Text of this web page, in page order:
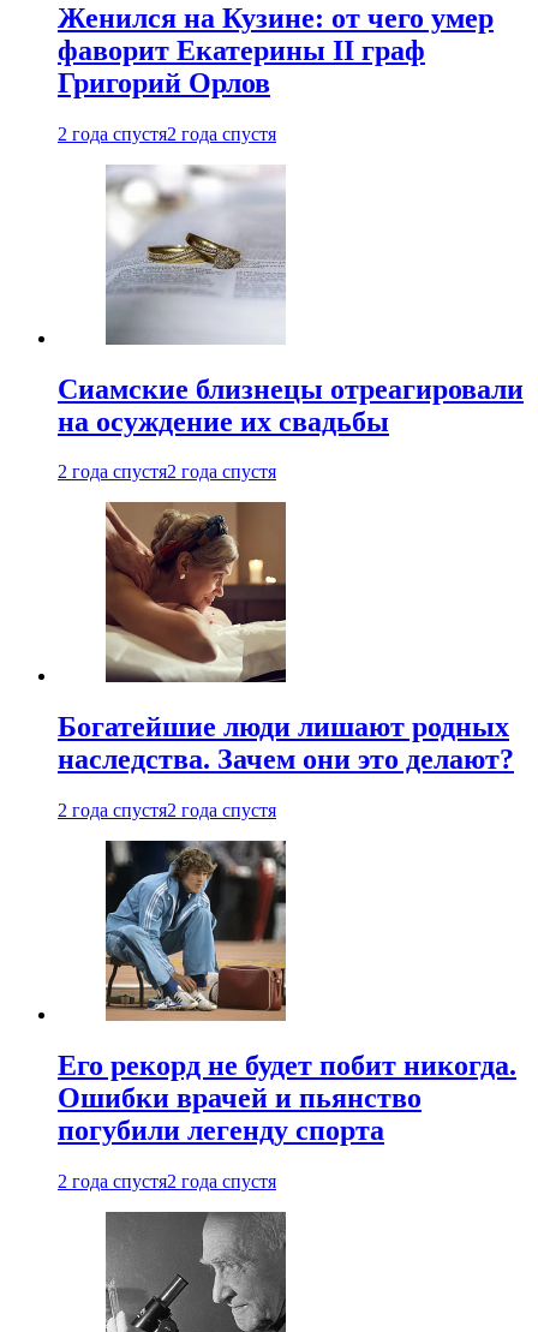
Женился на Кузине: от чего умер
фаворит Екатерины II граф
Григорий Орлов
2 года спустя2 года спустя
Cиамские близнецы отреагировали
на осуждение их свадьбы
2 года спустя2 года спустя
Богатейшие люди лишают родных
наследства. Зачем они это делают?
2 года спустя2 года спустя
Его рекорд не будет побит никогда.
Ошибки врачей и пьянство
погубили легенду спорта
2 года спустя2 года спустя